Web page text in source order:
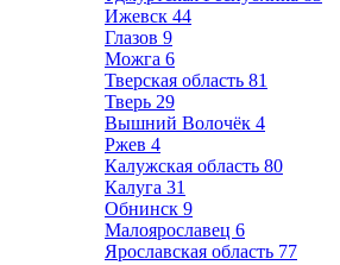
Ижевск 44
Глазов 9
Можга 6
Тверская область 81
Тверь 29
Вышний Волочёк 4
Ржев 4
Калужская область 80
Калуга 31
Обнинск 9
Малоярославец 6
Ярославская область 77